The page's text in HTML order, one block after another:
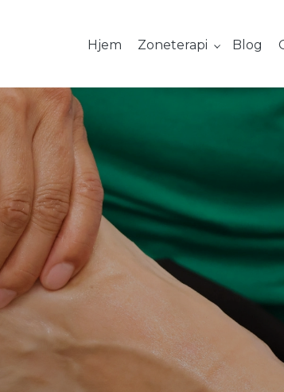
Hjem Zoneterapi Blog